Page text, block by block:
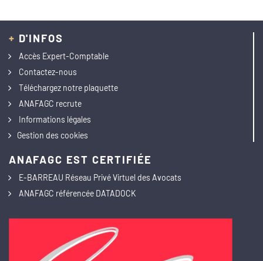
+ D'INFOS
Accès Expert-Comptable
Contactez-nous
Téléchargez notre plaquette
ANAFAGC recrute
Informations légales
Gestion des cookies
ANAFAGC EST CERTIFIÉE
E-BARREAU Réseau Privé Virtuel des Avocats
ANAFAGC référencée DATADOCK